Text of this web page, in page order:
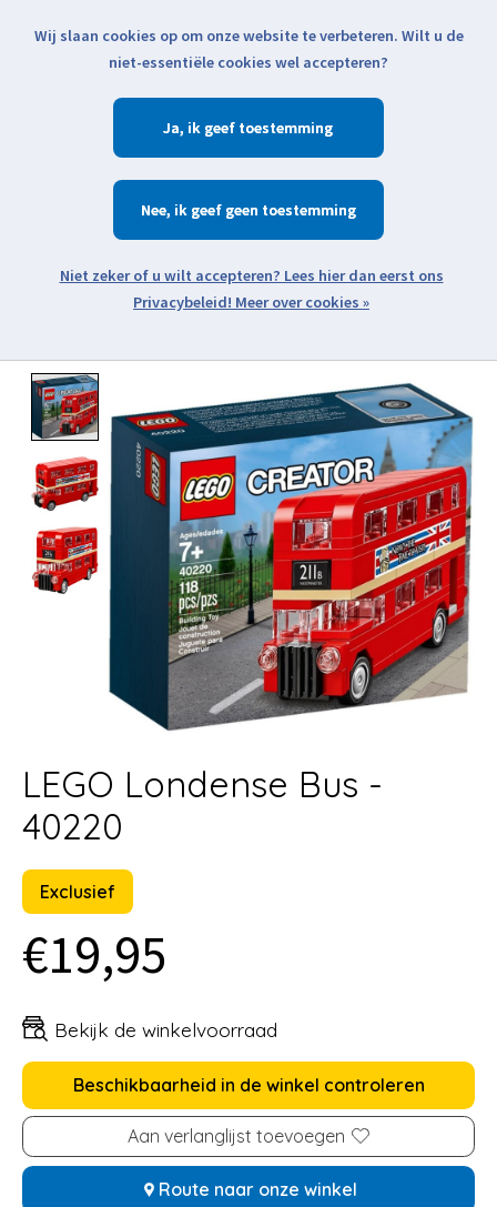
Klik voor actuele verzendinformatie...
Verlanglijst
Zoeken
Open webshop menu
Product image slideshow Items
LEGO Londense Bus -
40220
Exclusief
€19,95
Bekijk de winkelvoorraad
Beschikbaarheid in de winkel controleren
Aan verlanglijst toevoegen
Route naar onze winkel
Wij slaan cookies op om onze website te verbeteren. Wilt u de
niet-essentiële cookies wel accepteren?
Ja
Nee
Meer over cookies »